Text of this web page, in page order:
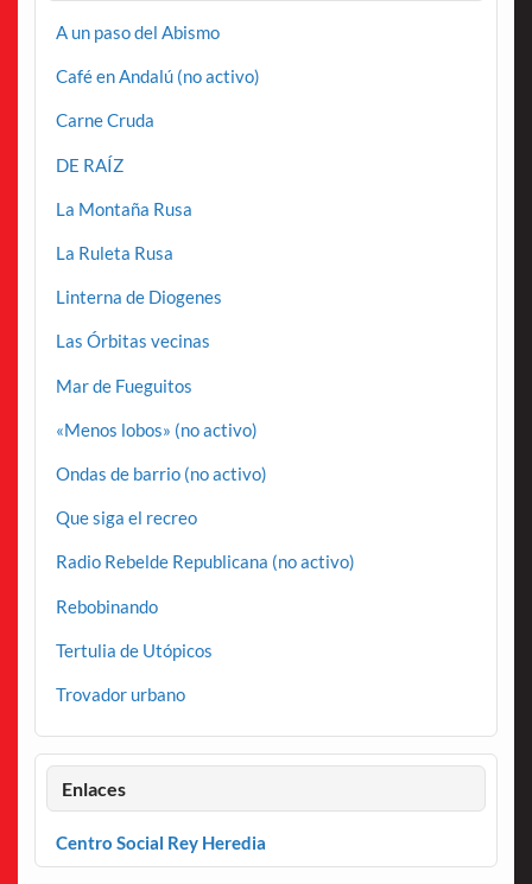
A un paso del Abismo
Café en Andalú (no activo)
Carne Cruda
DE RAÍZ
La Montaña Rusa
La Ruleta Rusa
Linterna de Diogenes
Las Órbitas vecinas
Mar de Fueguitos
«Menos lobos» (no activo)
Ondas de barrio (no activo)
Que siga el recreo
Radio Rebelde Republicana (no activo)
Rebobinando
Tertulia de Utópicos
Trovador urbano
Enlaces
Centro Social Rey Heredia